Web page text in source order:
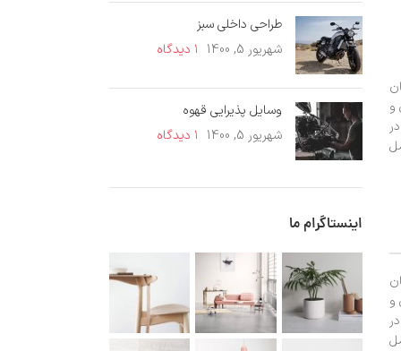
و
و
طراحی داخلی سبز
شهریور 5, 1400
۱ دیدگاه
وسایل پذیرایی قهوه
شهریور 5, 1400
۱ دیدگاه
اینستاگرام ما